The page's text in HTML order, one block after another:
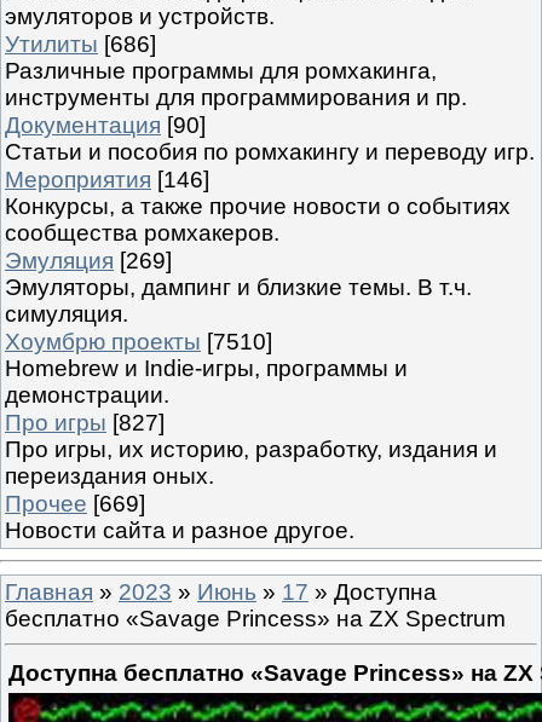
эмуляторов и устройств.
Утилиты [686]
Различные программы для ромхакинга,
инструменты для программирования и пр.
Документация [90]
Статьи и пособия по ромхакингу и переводу игр.
Мероприятия [146]
Конкурсы, а также прочие новости о событиях
сообщества ромхакеров.
Эмуляция [269]
Эмуляторы, дампинг и близкие темы. В т.ч.
симуляция.
Хоумбрю проекты [7510]
Homebrew и Indie-игры, программы и
демонстрации.
Про игры [827]
Про игры, их историю, разработку, издания и
переиздания оных.
Прочее [669]
Новости сайта и разное другое.
Главная » 2023 » Июнь » 17 » Доступна
бесплатно «Savage Princess» на ZX Spectrum
Доступна бесплатно «Savage Princess» на